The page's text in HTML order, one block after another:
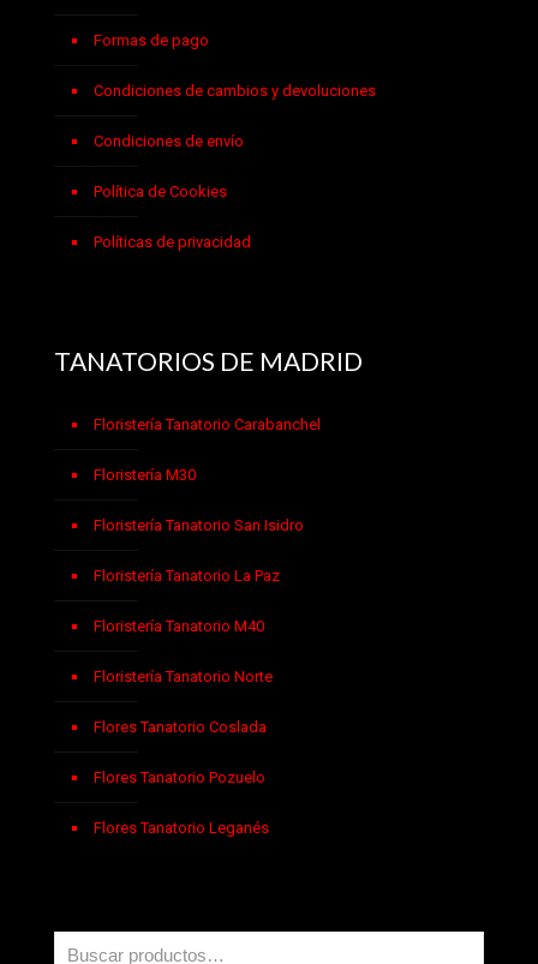
Formas de pago
Condiciones de cambios y devoluciones
Condiciones de envío
Política de Cookies
Políticas de privacidad
TANATORIOS DE MADRID
Floristería Tanatorio Carabanchel
Floristería M30
Floristería Tanatorio San Isidro
Floristería Tanatorio La Paz
Floristería Tanatorio M40
Floristería Tanatorio Norte
Flores Tanatorio Coslada
Flores Tanatorio Pozuelo
Flores Tanatorio Leganés